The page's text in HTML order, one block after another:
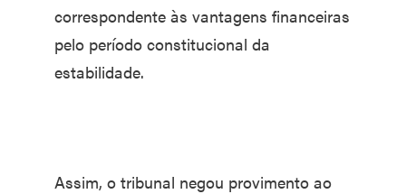
correspondente às vantagens financeiras
pelo período constitucional da
estabilidade.
Assim, o tribunal negou provimento ao